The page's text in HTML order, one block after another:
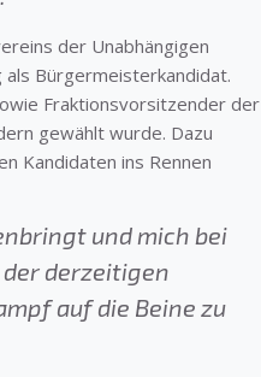
der Unabhängigen
Bürgermeisterkandidat.
Fraktionsvorsitzender der
gewählt wurde. Dazu
Kandidaten ins Rennen
und mich bei
derzeitigen
auf die Beine zu